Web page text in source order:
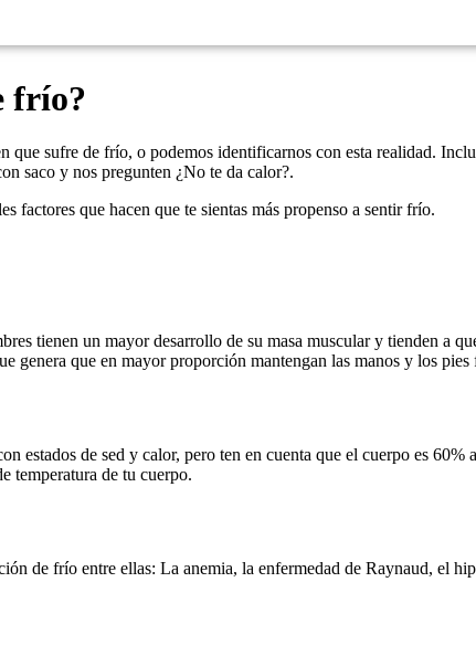
frío?
que sufre de frío, o podemos identificarnos con esta realidad.
saco y nos pregunten ¿No te da calor?.
factores que hacen que te sientas más propenso a sentir frío.
tienen un mayor desarrollo de su masa muscular y tienden a
genera que en mayor proporción mantengan las manos y los pies
estados de sed y calor, pero ten en cuenta que el cuerpo es
temperatura de tu cuerpo.
de frío entre ellas: La anemia, la enfermedad de Raynaud, el